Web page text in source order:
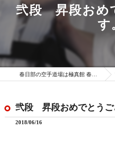
弐段 昇段おめ
す
春日部の空手道場は極真館 春日部支部
弐段 昇段おめでとうご
2018/06/16